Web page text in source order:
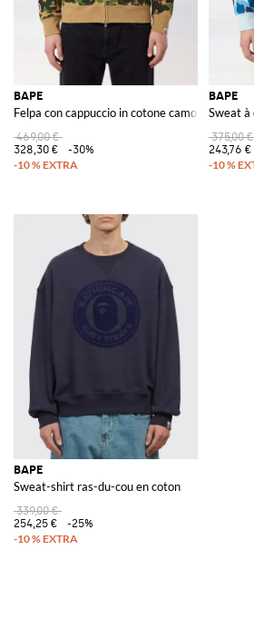
BAPE
Felpa con cappuccio in cotone camouflage
469,00 €
328,30 €
-30%
BAPE
Sweat à
375,00 €
243,76 €
BAPE
Sweat-shirt ras-du-cou en coton
339,00 €
254,25 €
-25%